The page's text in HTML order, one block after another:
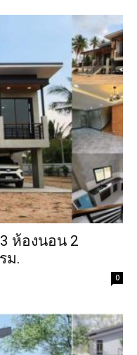
ห้องนอน 2
ม.
0